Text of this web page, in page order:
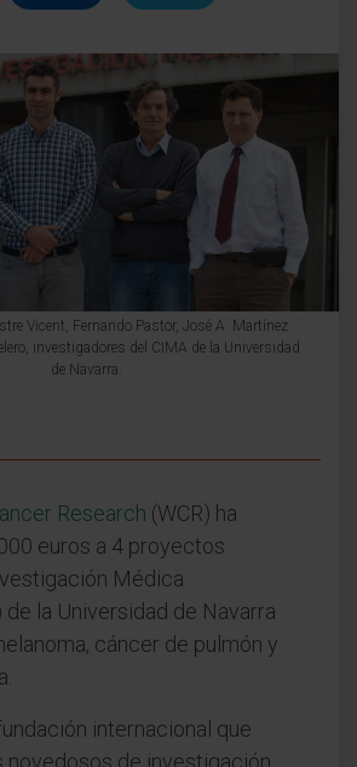
Vicent, Fernando Pastor, José A. Martínez
investigadores del CIMA de la Universidad
de Navarra.
Research (WCR) ha
euros a 4 proyectos
Médica
de la Universidad de Navarra
cáncer de pulmón y
internacional que
novedosos de investigación